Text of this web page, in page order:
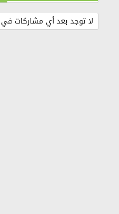
لا توجد بعد أي مشاركات